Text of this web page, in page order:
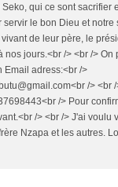
Seko, qui ce sont sacrifier
servir le bon Dieu et notre
de leur père, le
nos jours.<br /> <br /> On
Email adress:<br />
/> <br /
/> Pour
/> <br /> J'ai voulu
Nzapa et les autres.